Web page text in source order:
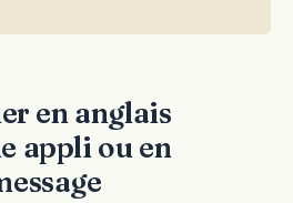
en anglais
appli ou en